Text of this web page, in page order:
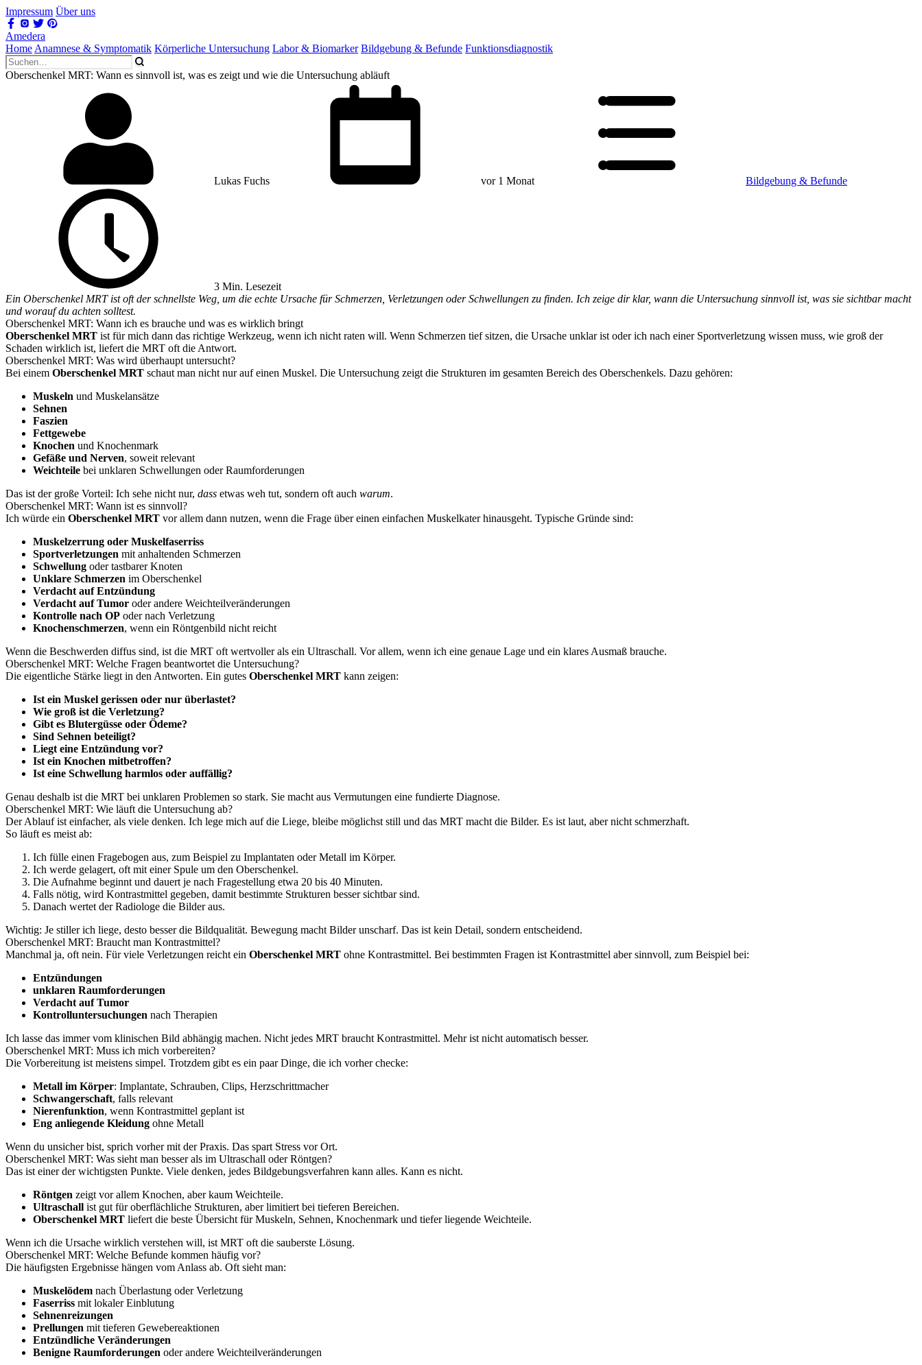
Impressum Über uns
Amedera
Home Anamnese & Symptomatik Körperliche Untersuchung Labor & Biomarker Bildgebung & Befunde Funktionsdiagnostik
Oberschenkel MRT: Wann es sinnvoll ist, was es zeigt und wie die Untersuchung abläuft
Lukas Fuchs vor 1 Monat Bildgebung & Befunde
3 Min. Lesezeit
Ein Oberschenkel MRT ist oft der schnellste Weg, um die echte Ursache für Schmerzen, Verletzungen oder Schwellungen zu finden. Ich zeige dir klar, wann die Untersuchung sinnvoll ist, was sie sichtbar macht
und worauf du achten solltest.
Oberschenkel MRT: Wann ich es brauche und was es wirklich bringt
Oberschenkel MRT ist für mich dann das richtige Werkzeug, wenn ich nicht raten will. Wenn Schmerzen tief sitzen, die Ursache unklar ist oder ich nach einer Sportverletzung wissen muss, wie groß der
Schaden wirklich ist, liefert die MRT oft die Antwort.
Oberschenkel MRT: Was wird überhaupt untersucht?
Bei einem Oberschenkel MRT schaut man nicht nur auf einen Muskel. Die Untersuchung zeigt die Strukturen im gesamten Bereich des Oberschenkels. Dazu gehören:
Muskeln und Muskelansätze
Sehnen
Faszien
Fettgewebe
Knochen und Knochenmark
Gefäße und Nerven, soweit relevant
Weichteile bei unklaren Schwellungen oder Raumforderungen
Das ist der große Vorteil: Ich sehe nicht nur, dass etwas weh tut, sondern oft auch warum.
Oberschenkel MRT: Wann ist es sinnvoll?
Ich würde ein Oberschenkel MRT vor allem dann nutzen, wenn die Frage über einen einfachen Muskelkater hinausgeht. Typische Gründe sind:
Muskelzerrung oder Muskelfaserriss
Sportverletzungen mit anhaltenden Schmerzen
Schwellung oder tastbarer Knoten
Unklare Schmerzen im Oberschenkel
Verdacht auf Entzündung
Verdacht auf Tumor oder andere Weichteilveränderungen
Kontrolle nach OP oder nach Verletzung
Knochenschmerzen, wenn ein Röntgenbild nicht reicht
Wenn die Beschwerden diffus sind, ist die MRT oft wertvoller als ein Ultraschall. Vor allem, wenn ich eine genaue Lage und ein klares Ausmaß brauche.
Oberschenkel MRT: Welche Fragen beantwortet die Untersuchung?
Die eigentliche Stärke liegt in den Antworten. Ein gutes Oberschenkel MRT kann zeigen:
Ist ein Muskel gerissen oder nur überlastet?
Wie groß ist die Verletzung?
Gibt es Blutergüsse oder Ödeme?
Sind Sehnen beteiligt?
Liegt eine Entzündung vor?
Ist ein Knochen mitbetroffen?
Ist eine Schwellung harmlos oder auffällig?
Genau deshalb ist die MRT bei unklaren Problemen so stark. Sie macht aus Vermutungen eine fundierte Diagnose.
Oberschenkel MRT: Wie läuft die Untersuchung ab?
Der Ablauf ist einfacher, als viele denken. Ich lege mich auf die Liege, bleibe möglichst still und das MRT macht die Bilder. Es ist laut, aber nicht schmerzhaft.
So läuft es meist ab:
Ich fülle einen Fragebogen aus, zum Beispiel zu Implantaten oder Metall im Körper.
Ich werde gelagert, oft mit einer Spule um den Oberschenkel.
Die Aufnahme beginnt und dauert je nach Fragestellung etwa 20 bis 40 Minuten.
Falls nötig, wird Kontrastmittel gegeben, damit bestimmte Strukturen besser sichtbar sind.
Danach wertet der Radiologe die Bilder aus.
Wichtig: Je stiller ich liege, desto besser die Bildqualität. Bewegung macht Bilder unscharf. Das ist kein Detail, sondern entscheidend.
Oberschenkel MRT: Braucht man Kontrastmittel?
Manchmal ja, oft nein. Für viele Verletzungen reicht ein Oberschenkel MRT ohne Kontrastmittel. Bei bestimmten Fragen ist Kontrastmittel aber sinnvoll, zum Beispiel bei:
Entzündungen
unklaren Raumforderungen
Verdacht auf Tumor
Kontrolluntersuchungen nach Therapien
Ich lasse das immer vom klinischen Bild abhängig machen. Nicht jedes MRT braucht Kontrastmittel. Mehr ist nicht automatisch besser.
Oberschenkel MRT: Muss ich mich vorbereiten?
Die Vorbereitung ist meistens simpel. Trotzdem gibt es ein paar Dinge, die ich vorher checke:
Metall im Körper: Implantate, Schrauben, Clips, Herzschrittmacher
Schwangerschaft, falls relevant
Nierenfunktion, wenn Kontrastmittel geplant ist
Eng anliegende Kleidung ohne Metall
Wenn du unsicher bist, sprich vorher mit der Praxis. Das spart Stress vor Ort.
Oberschenkel MRT: Was sieht man besser als im Ultraschall oder Röntgen?
Das ist einer der wichtigsten Punkte. Viele denken, jedes Bildgebungsverfahren kann alles. Kann es nicht.
Röntgen zeigt vor allem Knochen, aber kaum Weichteile.
Ultraschall ist gut für oberflächliche Strukturen, aber limitiert bei tieferen Bereichen.
Oberschenkel MRT liefert die beste Übersicht für Muskeln, Sehnen, Knochenmark und tiefer liegende Weichteile.
Wenn ich die Ursache wirklich verstehen will, ist MRT oft die sauberste Lösung.
Oberschenkel MRT: Welche Befunde kommen häufig vor?
Die häufigsten Ergebnisse hängen vom Anlass ab. Oft sieht man:
Muskelödem nach Überlastung oder Verletzung
Faserriss mit lokaler Einblutung
Sehnenreizungen
Prellungen mit tieferen Gewebereaktionen
Entzündliche Veränderungen
Benigne Raumforderungen oder andere Weichteilveränderungen